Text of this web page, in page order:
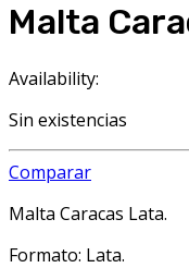
Malta
Availability:
Sin existencias
Comparar
Malta Caracas Lata.
Formato: Lata.